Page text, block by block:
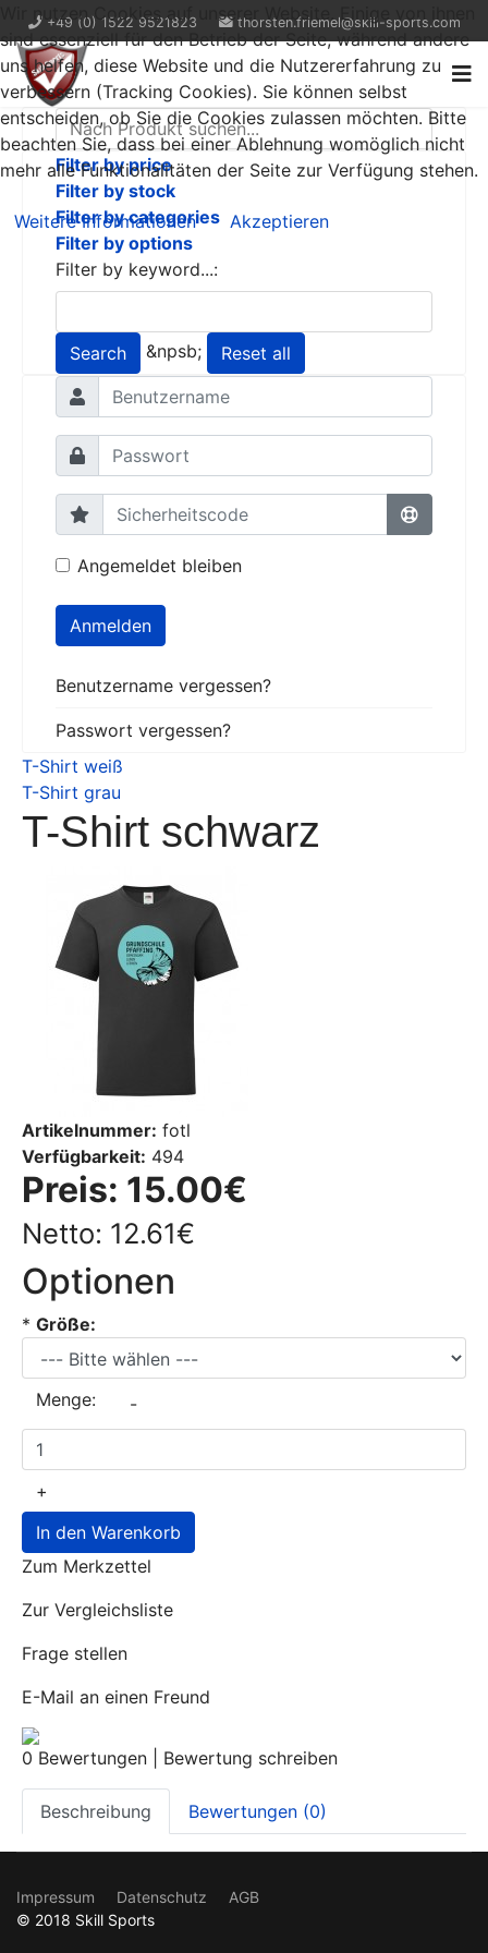
+49 (0) 1522 9521823 thorsten.friemel@skill-sports.com
Filter by price
Filter by stock
Filter by categories
Filter by options
Filter by keyword...:
Search &npsb; Reset all
Angemeldet bleiben
Anmelden
Benutzername vergessen?
Passwort vergessen?
T-Shirt weiß
T-Shirt grau
T-Shirt schwarz
Artikelnummer: fotl
Verfügbarkeit: 494
Preis: 15.00€
Netto: 12.61€
Optionen
* Größe:
Menge: -
+
In den Warenkorb
Zum Merkzettel
Zur Vergleichsliste
Frage stellen
E-Mail an einen Freund
0 Bewertungen Bewertung schreiben
Beschreibung Bewertungen (0)
Impressum Datenschutz
AGB
© 2018 Skill Sports
Wir nutzen Cookies auf unserer Website. Einige von ihnen
sind essenziell für den Betrieb der Seite, während andere
uns helfen, diese Website und die Nutzererfahrung zu
verbessern (Tracking Cookies). Sie können selbst
entscheiden, ob Sie die Cookies zulassen möchten. Bitte
beachten Sie, dass bei einer Ablehnung womöglich nicht
mehr alle Funktionalitäten der Seite zur Verfügung stehen.
Weitere Informationen Akzeptieren